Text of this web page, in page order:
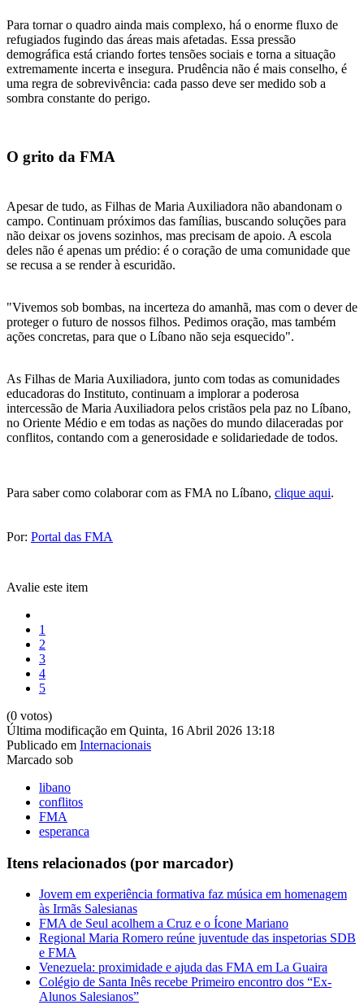
Para tornar o quadro ainda mais complexo, há o enorme fluxo de
refugiados fugindo das áreas mais afetadas. Essa pressão
demográfica está criando fortes tensões sociais e torna a situação
extremamente incerta e insegura. Prudência não é mais conselho, é
uma regra de sobrevivência: cada passo deve ser medido sob a
sombra constante do perigo.
O grito da FMA
Apesar de tudo, as Filhas de Maria Auxiliadora não abandonam o
campo. Continuam próximos das famílias, buscando soluções para
não deixar os jovens sozinhos, mas precisam de apoio. A escola
deles não é apenas um prédio: é o coração de uma comunidade que
se recusa a se render à escuridão.
"Vivemos sob bombas, na incerteza do amanhã, mas com o dever de
proteger o futuro de nossos filhos. Pedimos oração, mas também
ações concretas, para que o Líbano não seja esquecido".
As Filhas de Maria Auxiliadora, junto com todas as comunidades
educadoras do Instituto, continuam a implorar a poderosa
intercessão de Maria Auxiliadora pelos cristãos pela paz no Líbano,
no Oriente Médio e em todas as nações do mundo dilaceradas por
conflitos, contando com a generosidade e solidariedade de todos.
Para saber como colaborar com as FMA no Líbano, clique aqui.
Por: Portal das FMA
Avalie este item
1
2
3
4
5
(0 votos)
Última modificação em Quinta, 16 Abril 2026 13:18
Publicado em Internacionais
Marcado sob
libano
conflitos
FMA
esperanca
Itens relacionados (por marcador)
Jovem em experiência formativa faz música em homenagem
às Irmãs Salesianas
FMA de Seul acolhem a Cruz e o Ícone Mariano
Regional Maria Romero reúne juventude das inspetorias SDB
e FMA
Venezuela: proximidade e ajuda das FMA em La Guaira
Colégio de Santa Inês recebe Primeiro encontro dos “Ex-
Alunos Salesianos”